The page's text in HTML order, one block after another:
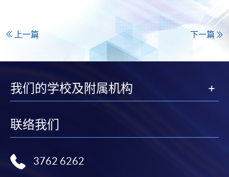
上一篇 下一篇
我们的学校及附属机构
联络我们
3762 6262